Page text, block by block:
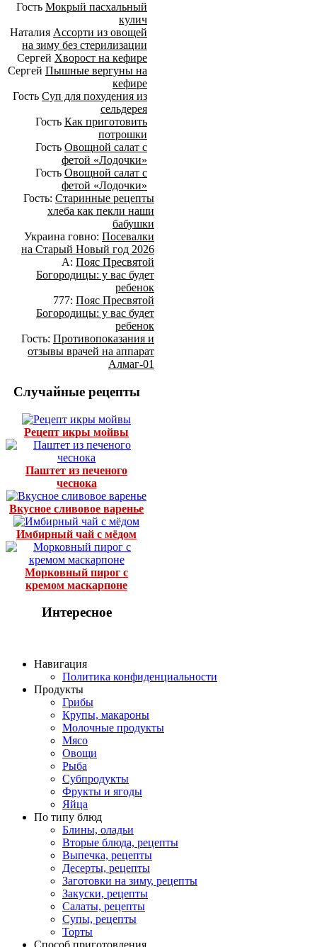
Гость Мокрый пасхальный
кулич
Наталия Ассорти из овощей
на зиму без стерилизации
Сергей Хворост на кефире
Сергей Пышные вергуны на
кефире
Гость Суп для похудения из
сельдерея
Гость Как приготовить
потрошки
Гость Овощной салат с
фетой «Лодочки»
Гость Овощной салат с
фетой «Лодочки»
Гость: Старинные рецепты
хлеба как пекли наши
бабушки
Украина говно: Посевалки
на Старый Новый год 2026
А: Пояс Пресвятой
Богородицы: у вас будет
ребенок
777: Пояс Пресвятой
Богородицы: у вас будет
ребенок
Гость: Противопоказания и
отзывы врачей на аппарат
Алмаг-01
Случайные рецепты
Рецепт икры мойвы
Паштет из печеного
чеснока
Вкусное сливовое варенье
Имбирный чай с мёдом
Морковный пирог с
кремом маскарпоне
Интересное
Навигация
Политика конфиденциальности
Продукты
Грибы
Крупы, макароны
Молочные продукты
Мясо
Овощи
Рыба
Субпродукты
Фрукты и ягоды
Яйца
По типу блюд
Блины, оладьи
Вторые блюда, рецепты
Выпечка, рецепты
Десерты, рецепты
Заготовки на зиму, рецепты
Закуски, рецепты
Салаты, рецепты
Супы, рецепты
Торты
Способ приготовления